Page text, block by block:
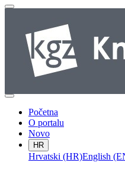
Početna
O portalu
Novo
HR
Hrvatski (HR)English